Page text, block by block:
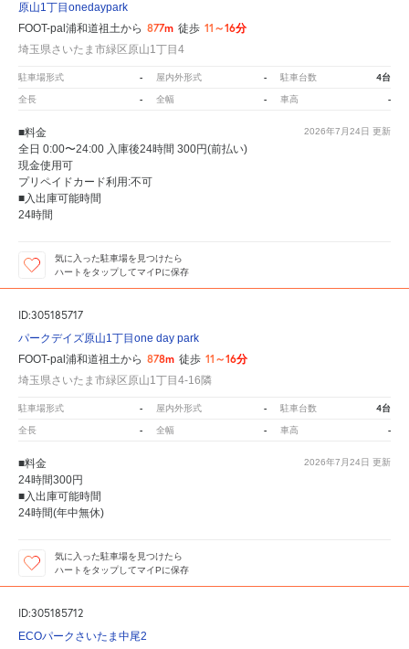
原山1丁目onedaypark
FOOT-pal浦和道祖土から 877m 徒歩 11～16分
埼玉県さいたま市緑区原山1丁目4
駐車場形式 - 屋内外形式 - 駐車台数 4台
全長 - 全幅 - 車高 -
2026年7月24日 更新
■料金
全日 0:00〜24:00 入庫後24時間 300円(前払い)
現金使用可
プリペイドカード利用:不可
■入出庫可能時間
24時間
気に入った駐車場を見つけたら
ハートをタップしてマイPに保存
ID:305185717
パークデイズ原山1丁目one day park
FOOT-pal浦和道祖土から 878m 徒歩 11～16分
埼玉県さいたま市緑区原山1丁目4-16隣
駐車場形式 - 屋内外形式 - 駐車台数 4台
全長 - 全幅 - 車高 -
2026年7月24日 更新
■料金
24時間300円
■入出庫可能時間
24時間(年中無休)
気に入った駐車場を見つけたら
ハートをタップしてマイPに保存
ID:305185712
ECOパークさいたま中尾2